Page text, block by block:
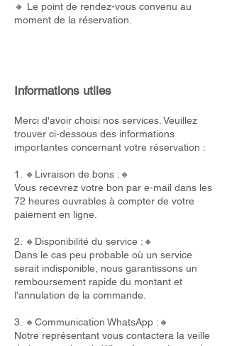
🔸 Le point de rendez-vous convenu au
moment de la réservation.
Informations utiles
Merci d'avoir choisi nos services. Veuillez
trouver ci-dessous des informations
importantes concernant votre réservation :
1. 🔸Livraison de bons :🔸
Vous recevrez votre bon par e-mail dans les
72 heures ouvrables à compter de votre
paiement en ligne.
2. 🔸Disponibilité du service :🔸
Dans le cas peu probable où un service
serait indisponible, nous garantissons un
remboursement rapide du montant et
l'annulation de la commande.
3. 🔸Communication WhatsApp :🔸
Notre représentant vous contactera la veille